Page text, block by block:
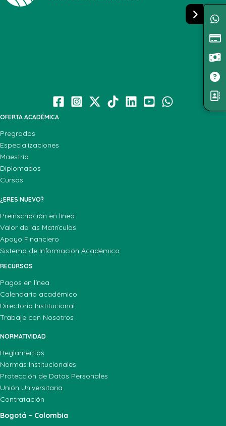
OFERTA ACADÉMICA
Pregrados
Especializaciones
Maestría
Diplomados
Cursos
¿ERES NUEVO?
Preinscripción en línea
Valor de las Matrículas
Apoyo Financiero
Sistema de Información Académico
RECURSOS
Pagos en línea
Calendario académico
Directorio Institucional
Trabaje con Nosotros
NORMATIVIDAD
Reglamentos
Normas Institucionales
Protección de Datos Personales
Unión Universitaria
Contratación
Bogotá – Colombia